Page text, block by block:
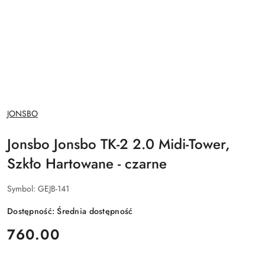
NAZWA
PRODUCENTA:
JONSBO
Jonsbo Jonsbo TK-2 2.0 Midi-Tower,
Szkło Hartowane - czarne
Symbol: GEJB-141
Dostępność:Średnia dostępność
cena:
760.00